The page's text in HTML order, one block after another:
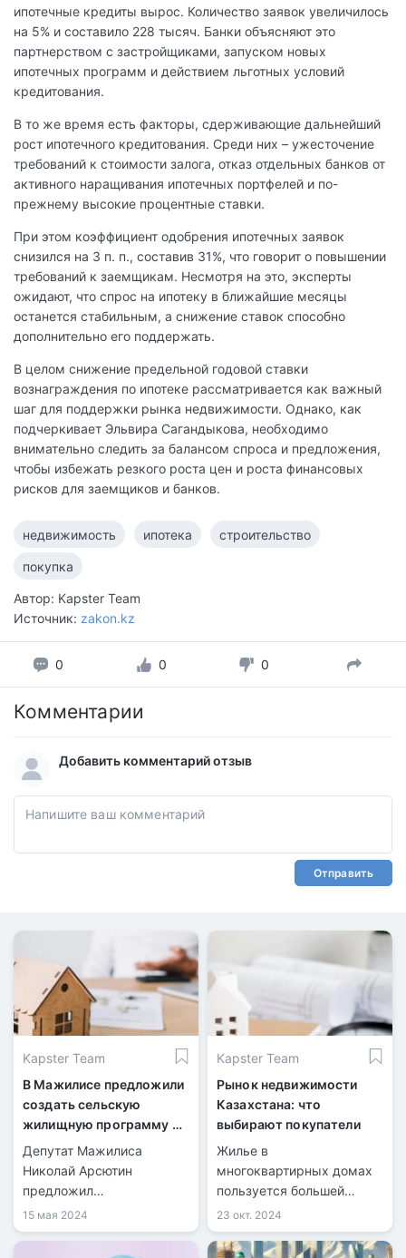
ипотечные кредиты вырос. Количество заявок увеличилось
на 5% и составило 228 тысяч. Банки объясняют это
партнерством с застройщиками, запуском новых
ипотечных программ и действием льготных условий
кредитования.
В то же время есть факторы, сдерживающие дальнейший
рост ипотечного кредитования. Среди них – ужесточение
требований к стоимости залога, отказ отдельных банков от
активного наращивания ипотечных портфелей и по-
прежнему высокие процентные ставки.
При этом коэффициент одобрения ипотечных заявок
снизился на 3 п. п., составив 31%, что говорит о повышении
требований к заемщикам. Несмотря на это, эксперты
ожидают, что спрос на ипотеку в ближайшие месяцы
останется стабильным, а снижение ставок способно
дополнительно его поддержать.
В целом снижение предельной годовой ставки
вознаграждения по ипотеке рассматривается как важный
шаг для поддержки рынка недвижимости. Однако, как
подчеркивает Эльвира Сагандыкова, необходимо
внимательно следить за балансом спроса и предложения,
чтобы избежать резкого роста цен и роста финансовых
рисков для заемщиков и банков.
недвижимость ипотека строительство
покупка
Автор: Kapster Team
Источник: zakon.kz
0 0 0
Комментарии
Добавить комментарий отзыв
Отправить
Kapster Team
В Мажилисе предложили
создать сельскую
жилищную программу до
3% годовых
Депутат Мажилиса
Николай Арсютин
предложил
усовершенствовать
программы развития
15 мая 2024
Kapster Team
Рынок недвижимости
Казахстана: что
выбирают покупатели
Жилье в
многоквартирных домах
пользуется большей
популярностью, а
основными критериями
выбора остаются
23 окт. 2024